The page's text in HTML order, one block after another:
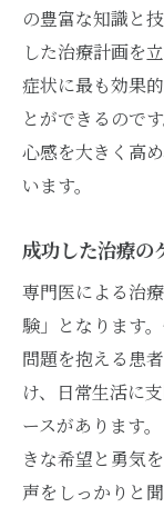
の豊富な知識と
した治療計画を
症状に最も効果
とができるので
心感を大きく高
います。
成功した治療の
専門医による治
験」となります
問題を抱える患
け、日常生活に
ースがあります
きな希望と勇気
声をしっかりと